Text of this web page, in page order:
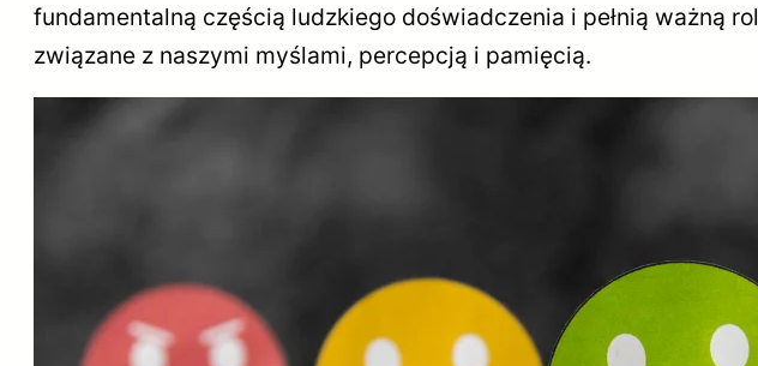
fundamentalną częścią ludzkiego doświadczenia i pełnią ważną
związane z naszymi myślami, percepcją i pamięcią.